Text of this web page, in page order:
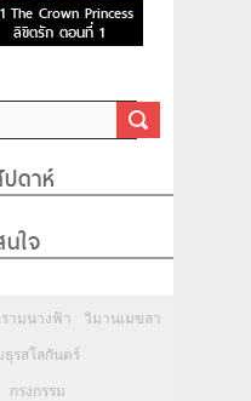
The Crown Princess
ลิขิตรัก ตอนที่ 1
ดาห์
ใจ
ามนางฟ้า วิมานเมขลา
ธุรสโลกันตร์
กรงกรรม